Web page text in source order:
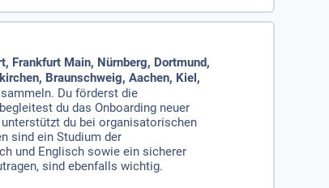
Frankfurt Main, Nürnberg, Dortmund,
Braunschweig, Aachen, Kiel,
Du förderst die
du das Onboarding neuer
du bei organisatorischen
sind ein Studium der
und Englisch sowie ein sicherer
sind ebenfalls wichtig.